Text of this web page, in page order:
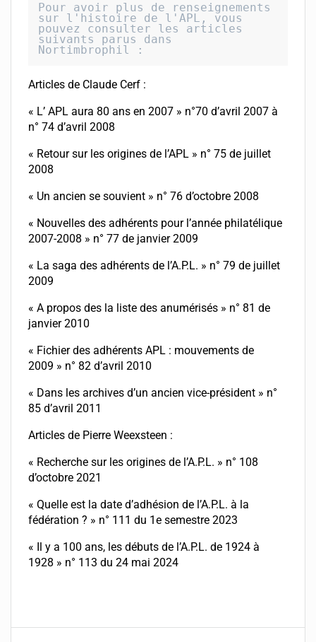
Pour avoir plus de renseignements
sur l'histoire de l'APL, vous
pouvez consulter les articles
suivants parus dans
Nortimbrophil :
Articles de Claude Cerf :
« L’ APL aura 80 ans en 2007 » n°70 d’avril 2007 à
n° 74 d’avril 2008
« Retour sur les origines de l’APL » n° 75 de juillet
2008
« Un ancien se souvient » n° 76 d’octobre 2008
« Nouvelles des adhérents pour l’année philatélique
2007-2008 » n° 77 de janvier 2009
« La saga des adhérents de l’A.P.L. » n° 79 de juillet
2009
« A propos des la liste des anumérisés » n° 81 de
janvier 2010
« Fichier des adhérents APL : mouvements de
2009 » n° 82 d’avril 2010
« Dans les archives d’un ancien vice-président » n°
85 d’avril 2011
Articles de Pierre Weexsteen :
« Recherche sur les origines de l’A.P.L. » n° 108
d’octobre 2021
« Quelle est la date d’adhésion de l’A.P.L. à la
fédération ? » n° 111 du 1e semestre 2023
« Il y a 100 ans, les débuts de l’A.P.L. de 1924 à
1928 » n° 113 du 24 mai 2024